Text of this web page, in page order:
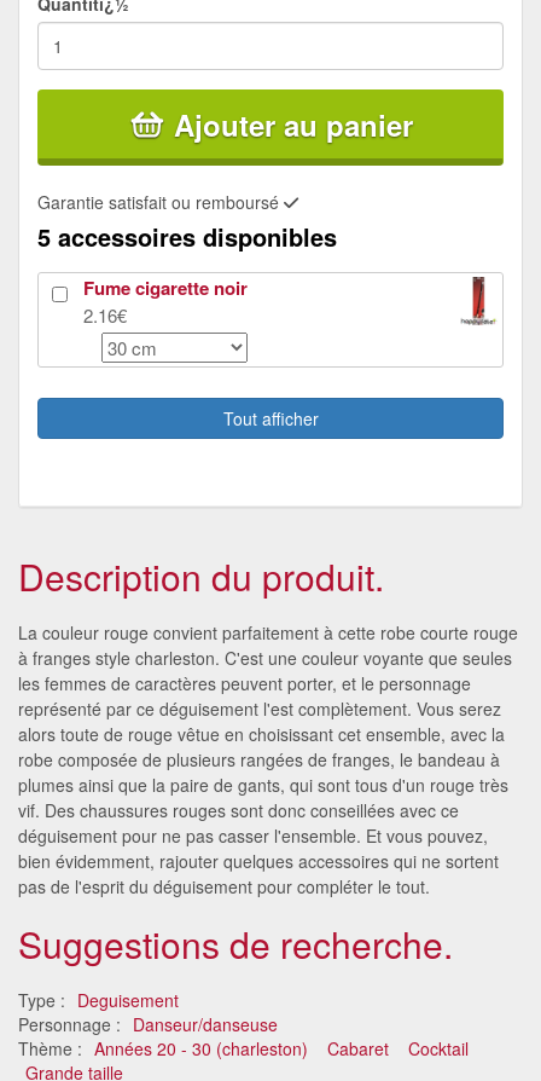
Ajouter au panier
Garantie satisfait ou remboursé
5 accessoires disponibles
Fume cigarette noir
2.16€
4.5€
Sautoir blanc de 182cm
Paire de longs gants rouges élastiques
satinés
5.49€
Tout afficher
Description du produit.
La couleur rouge convient parfaitement à cette robe courte rouge
à franges style charleston. C'est une couleur voyante que seules
les femmes de caractères peuvent porter, et le personnage
représenté par ce déguisement l'est complètement. Vous serez
alors toute de rouge vêtue en choisissant cet ensemble, avec la
robe composée de plusieurs rangées de franges, le bandeau à
plumes ainsi que la paire de gants, qui sont tous d'un rouge très
vif. Des chaussures rouges sont donc conseillées avec ce
déguisement pour ne pas casser l'ensemble. Et vous pouvez,
bien évidemment, rajouter quelques accessoires qui ne sortent
pas de l'esprit du déguisement pour compléter le tout.
Suggestions de recherche.
Type : Deguisement
Personnage : Danseur/danseuse
Thème : Années 20 - 30 (charleston) Cabaret
Cocktail
Grande taille